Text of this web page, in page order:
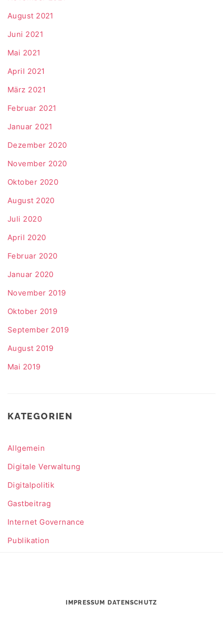
August 2021
Juni 2021
Mai 2021
April 2021
März 2021
Februar 2021
Januar 2021
Dezember 2020
November 2020
Oktober 2020
August 2020
Juli 2020
April 2020
Februar 2020
Januar 2020
November 2019
Oktober 2019
September 2019
August 2019
Mai 2019
KATEGORIEN
Allgemein
Digitale Verwaltung
Digitalpolitik
Gastbeitrag
Internet Governance
Publikation
IMPRESSUM DATENSCHUTZ